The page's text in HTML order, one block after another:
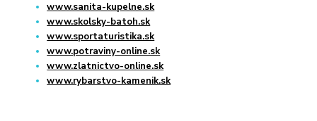
www.sanita-kupelne.sk
www.skolsky-batoh.sk
www.sportaturistika.sk
www.potraviny-online.sk
www.zlatnictvo-online.sk
www.rybarstvo-kamenik.sk